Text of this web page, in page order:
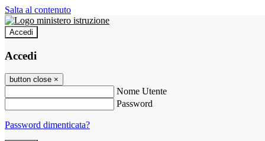
Salta al contenuto
Accedi
Accedi
button close ×
Nome Utente
Password
Password dimenticata?